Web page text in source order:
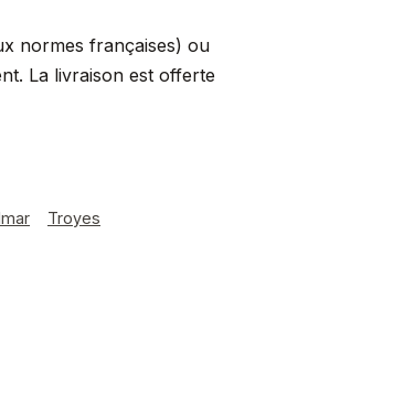
normes françaises) ou
La livraison est offerte
Troyes